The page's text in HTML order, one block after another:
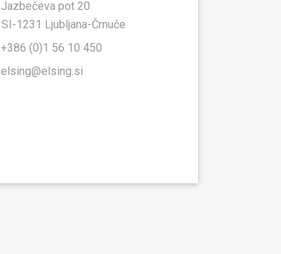
Jazbečeva pot 20
SI-1231 Ljubljana-Črnuče
+386 (0)1 56 10 450
elsing@elsing.si